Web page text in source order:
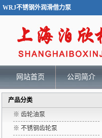
WRJ不锈钢外润滑借力泵
网站首页 公司简介
产品分类
※ 齿轮油泵
※ 不锈钢齿轮泵